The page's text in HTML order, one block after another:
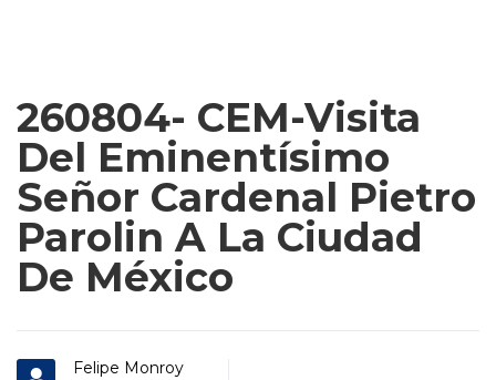
260804- CEM-Visita
Del Eminentísimo
Señor Cardenal Pietro
Parolin A La Ciudad
De México
Felipe Monroy